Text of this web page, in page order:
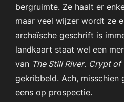
bergruimte. Ze haalt er
maar veel wijzer wordt ze
archaïsche geschrift is
landkaart staat wel een
van The Still River. Crypt of
gekribbeld. Ach, misschien
eens op prospectie.